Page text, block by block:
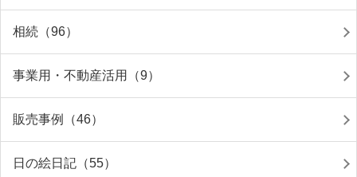
相続（96）
事業用・不動産活用（9）
販売事例（46）
日の絵日記（55）